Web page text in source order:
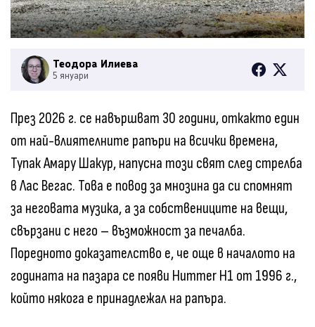
Теодора Илиева
5 януари
През 2026 г. се навършват 30 години, откакто един
от най-влиятелните рапъри на всички времена,
Тупак Амару Шакур, напусна този свят след стрелба
в Лас Вегас. Това е повод за мнозина да си спомнят
за неговата музика, а за собствениците на вещи,
свързани с него – възможност за печалба.
Поредното доказателство е, че още в началото на
годината на пазара се появи Hummer H1 от 1996 г.,
който някога е принадлежал на рапъра.